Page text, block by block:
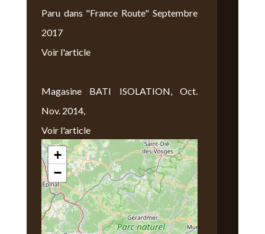
Paru dans "France Route" Septembre
2017
Voir l'article
Magasine BATI ISOLATION, Oct.
Nov. 2014,
Voir l'article
Nous Trouver
+
−